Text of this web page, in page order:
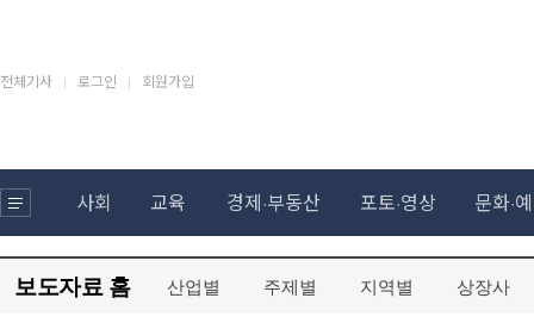
보도자료 홈 산업별 주제별 지역별 상장사